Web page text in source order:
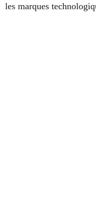
les marques